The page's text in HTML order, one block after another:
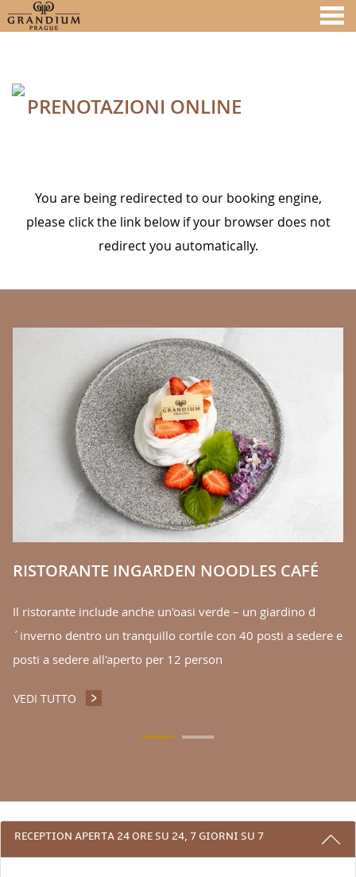
PRENOTAZIONI ONLINE
You are being redirected to our booking engine,
please click the link below if your browser does not
redirect you automatically.
RISTORANTE INGARDEN NOODLES CAFÉ
Il ristorante include anche un'oasi verde – un giardino d
´inverno dentro un tranquillo cortile con 40 posti a sedere e
posti a sedere all'aperto per 12 person
VEDI TUTTO RISTORANTE INGARDEN NOODLES CAFÉ
3 RAGIONI PER PRENOTARE CON NOI
RECEPTION APERTA 24 ORE SU 24, 7 GIORNI SU 7